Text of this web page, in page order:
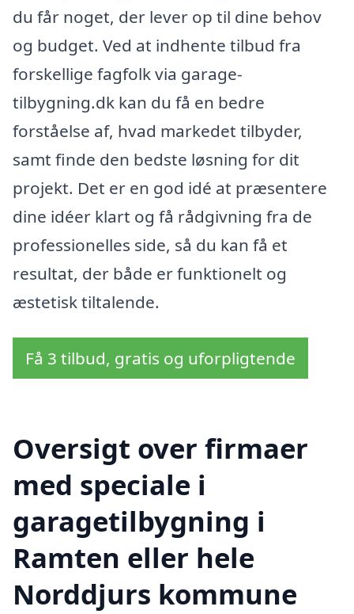
du får noget, der lever op til dine behov
og budget. Ved at indhente tilbud fra
forskellige fagfolk via garage-
tilbygning.dk kan du få en bedre
forståelse af, hvad markedet tilbyder,
samt finde den bedste løsning for dit
projekt. Det er en god idé at præsentere
dine idéer klart og få rådgivning fra de
professionelles side, så du kan få et
resultat, der både er funktionelt og
æstetisk tiltalende.
Få 3 tilbud, gratis og uforpligtende
Oversigt over firmaer
med speciale i
garagetilbygning i
Ramten eller hele
Norddjurs kommune